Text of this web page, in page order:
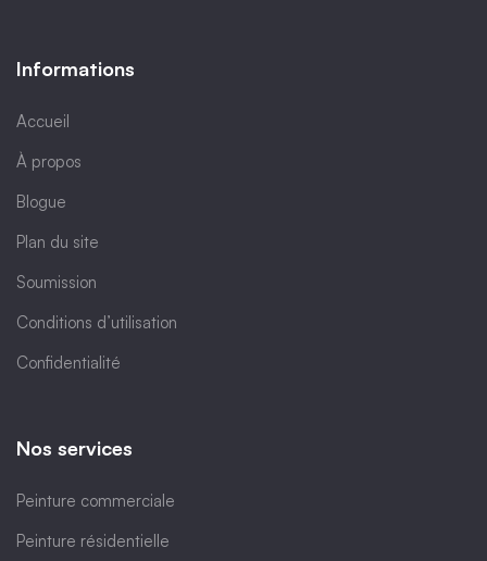
Informations
Accueil
À propos
Blogue
Plan du site
Soumission
Conditions d’utilisation
Confidentialité
Nos services
Peinture commerciale
Peinture résidentielle